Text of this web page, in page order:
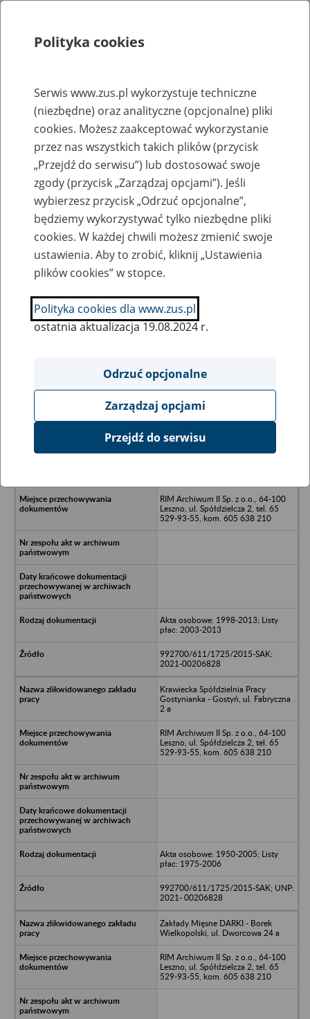
Rejestry, ewidencje i archiwa
Baza zlikwidowanych lub
przekształconych zakładów pracy
Nazwa zakładu pracy:
SZUKAJ
Ukryj wszystkie pozycje bazy
Firma L&M Spółak Cywilna Jolanta i
RIM Archiwum II Sp. z o.o., 64-100
Leszno, ul. Spółdzielcza 2, tel. 65
529-93-55, kom. 605 638 210
Akta osobowe: 1998-2013; Listy
płac: 2003-2013
992700/611/1725/2015-SAK:
2021-00206828
Krawiecka Spółdzielnia Pracy
Gostynianka - Gostyń, ul. Fabryczna
2 a
RIM Archiwum II Sp. z o.o., 64-100
Leszno, ul. Spółdzielcza 2, tel. 65
529-93-55, kom. 605 638 210
Akta osobowe: 1950-2005; Listy
płac: 1975-2006
992700/611/1725/2015-SAK; UNP:
2021- 00206828
Zakłady Mięsne DARKI - Borek
Wielkopolski, ul. Dworcowa 24 a
RIM Archiwum II Sp. z o.o., 64-100
Leszno, ul. Spółdzielcza 2, tel. 65
529-93-55, kom. 605 638 210
Polityka cookies
Serwis www.zus.pl wykorzystuje techniczne
(niezbędne) oraz analityczne (opcjonalne) pliki
cookies. Możesz zaakceptować wykorzystanie
przez nas wszystkich takich plików (przycisk
„Przejdź do serwisu”) lub dostosować swoje
zgody (przycisk „Zarządzaj opcjami”). Jeśli
wybierzesz przycisk „Odrzuć opcjonalne”,
będziemy wykorzystywać tylko niezbędne pliki
cookies. W każdej chwili możesz zmienić swoje
ustawienia. Aby to zrobić, kliknij „Ustawienia
plików cookies” w stopce.
Polityka cookies dla www.zus.pl
ostatnia aktualizacja 19.08.2024 r.
Odrzuć opcjonalne
Zarządzaj opcjami
Przejdź do serwisu